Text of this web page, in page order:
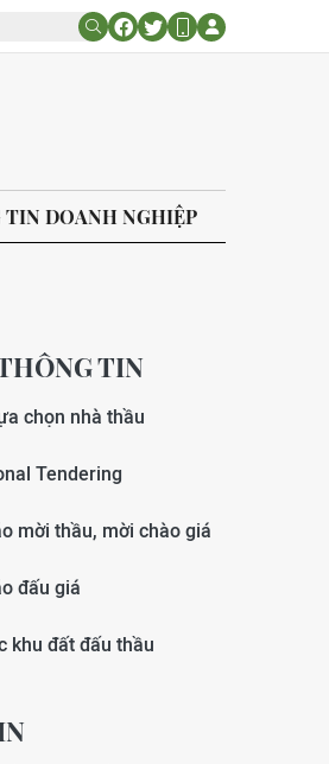
TIN DOANH NGHIỆP
THÔNG TIN
chọn nhà thầu
Tendering
mời thầu, mời chào giá
đấu giá
khu đất đấu thầu